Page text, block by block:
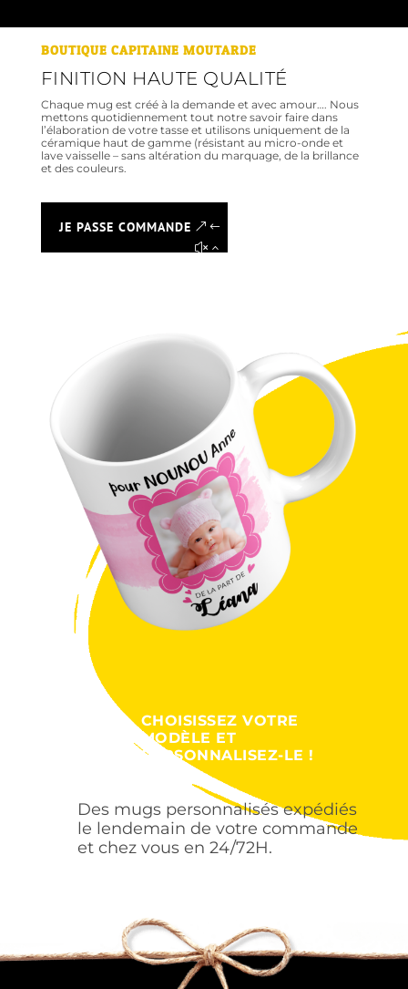
BOUTIQUE CAPITAINE MOUTARDE
FINITION HAUTE QUALITÉ
Chaque mug est créé à la demande et avec amour…. Nous
mettons quotidiennement tout notre savoir faire dans
l’élaboration de votre tasse et utilisons uniquement de la
céramique haut de gamme (résistant au micro-onde et
lave vaisselle – sans altération du marquage, de la brillance
et des couleurs.
JE PASSE COMMANDE
CHOISISSEZ VOTRE
MODÈLE ET
PERSONNALISEZ-LE !
Des mugs personnalisés expédiés
le lendemain de votre commande
et chez vous en 24/72H.